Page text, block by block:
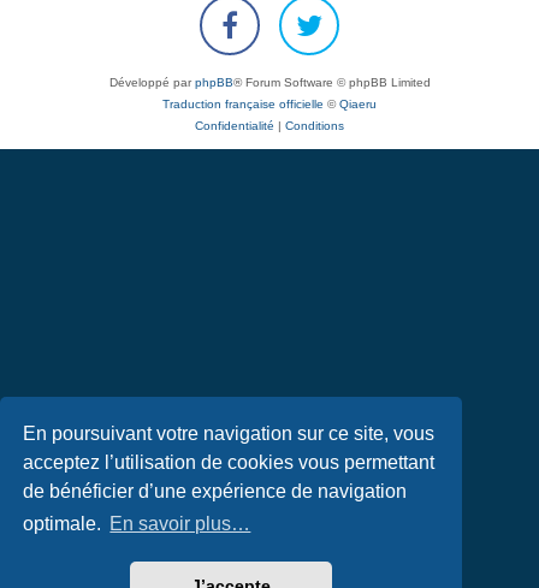
En poursuivant votre navigation sur ce site, vous
acceptez l’utilisation de cookies vous permettant
de bénéficier d’une expérience de navigation
optimale. En savoir plus…
Développé parphpBB® Forum Software © phpBB Limited
Traduction française officielle ©Qiaeru
Confidentialité | Conditions